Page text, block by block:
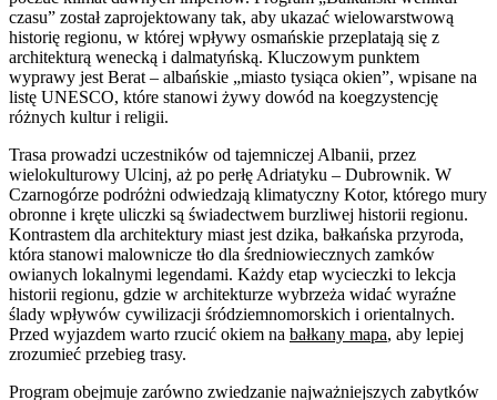
czasu” został zaprojektowany tak, aby ukazać wielowarstwową
historię regionu, w której wpływy osmańskie przeplatają się z
architekturą wenecką i dalmatyńską. Kluczowym punktem
wyprawy jest Berat – albańskie „miasto tysiąca okien”, wpisane na
listę UNESCO, które stanowi żywy dowód na koegzystencję
różnych kultur i religii.
Trasa prowadzi uczestników od tajemniczej Albanii, przez
wielokulturowy Ulcinj, aż po perłę Adriatyku – Dubrownik. W
Czarnogórze podróżni odwiedzają klimatyczny Kotor, którego mury
obronne i kręte uliczki są świadectwem burzliwej historii regionu.
Kontrastem dla architektury miast jest dzika, bałkańska przyroda,
która stanowi malownicze tło dla średniowiecznych zamków
owianych lokalnymi legendami. Każdy etap wycieczki to lekcja
historii regionu, gdzie w architekturze wybrzeża widać wyraźne
ślady wpływów cywilizacji śródziemnomorskich i orientalnych.
Przed wyjazdem warto rzucić okiem na bałkany mapa, aby lepiej
zrozumieć przebieg trasy.
Program obejmuje zarówno zwiedzanie najważniejszych zabytków